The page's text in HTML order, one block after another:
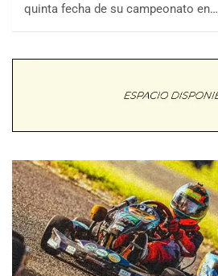
quinta fecha de su campeonato en…